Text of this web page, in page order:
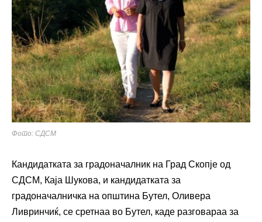
Фото: СДСМ
Кандидатката за градоначалник на Град Скопје од
СДСМ, Каја Шукова, и кандидатката за
градоначалничка на општина Бутел, Оливера
Ливринчиќ, се сретнаа во Бутел, каде разговараа за